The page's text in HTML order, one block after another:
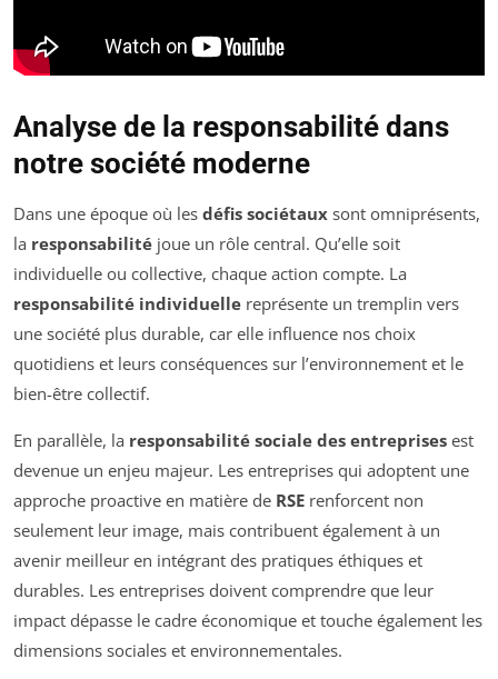
Analyse de la responsabilité dans
notre société moderne
Dans une époque où les défis sociétaux sont omniprésents,
la responsabilité joue un rôle central. Qu’elle soit
individuelle ou collective, chaque action compte. La
responsabilité individuelle représente un tremplin vers
une société plus durable, car elle influence nos choix
quotidiens et leurs conséquences sur l’environnement et le
bien-être collectif.
En parallèle, la responsabilité sociale des entreprises est
devenue un enjeu majeur. Les entreprises qui adoptent une
approche proactive en matière de RSE renforcent non
seulement leur image, mais contribuent également à un
avenir meilleur en intégrant des pratiques éthiques et
durables. Les entreprises doivent comprendre que leur
impact dépasse le cadre économique et touche également les
dimensions sociales et environnementales.